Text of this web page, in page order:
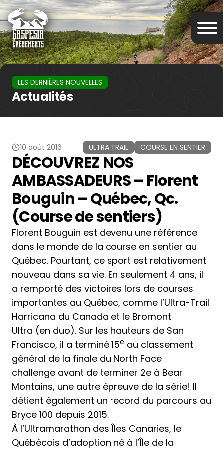
LES DERNIÈRES NOUVELLES
Actualités
10 août 2016 ULTRA TRAIL COURSE EN SENTIER
DÉCOUVREZ NOS
AMBASSADEURS – Florent
Bouguin – Québec, Qc.
(Course de sentiers)
Florent Bouguin est devenu une référence
dans le monde de la course en sentier au
Québec. Pourtant, ce sport est relativement
nouveau dans sa vie. En seulement 4 ans, il
a remporté des victoires lors de courses
importantes au Québec, comme l’Ultra-Trail
Harricana du Canada et le Bromont
Ultra (en duo). Sur les hauteurs de San
Francisco, il a terminé 15e au classement
général de la finale du North Face
challenge avant de terminer 2e à Bear
Montains, une autre épreuve de la série! Il
détient également un record du parcours au
Bryce 100 depuis 2015.
À l’Ultramarathon des Îles Canaries, le
Québécois d’adoption né à l’Île de la